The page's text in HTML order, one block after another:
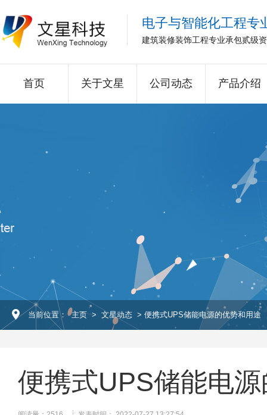
电子与智能化工程专
建筑装修装饰工程专业承包贰级
首页 关于文星 公司动态 产品介绍
当前位置： 主页 > 文星动态 > 便携式UPS储能电源的优势和用途
便携式UPS储能电